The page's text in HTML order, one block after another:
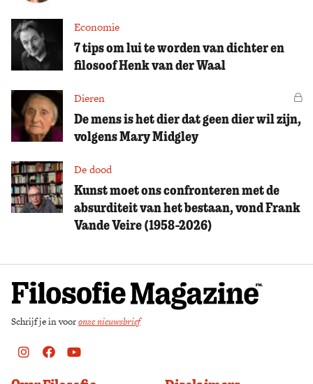
Economie
7 tips om lui te worden van dichter en
filosoof Henk van der Waal
Dieren
De mens is het dier dat geen dier wil zijn,
volgens Mary Midgley
De dood
Kunst moet ons confronteren met de
absurditeit van het bestaan, vond Frank
Vande Veire (1958-2026)
Schrijf je in vooronze nieuwsbrief
Instagram
FacebookYoutube